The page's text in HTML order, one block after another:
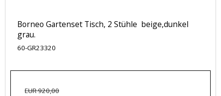
Borneo Gartenset Tisch, 2 Stühle beige,dunkel
grau.
60-GR23320
EUR 920,00